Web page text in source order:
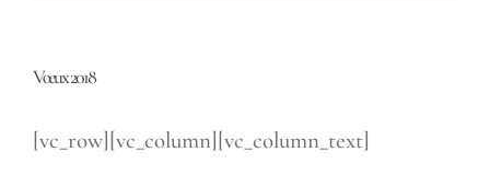
Vœux 2018
[vc_row][vc_column][vc_column_text]